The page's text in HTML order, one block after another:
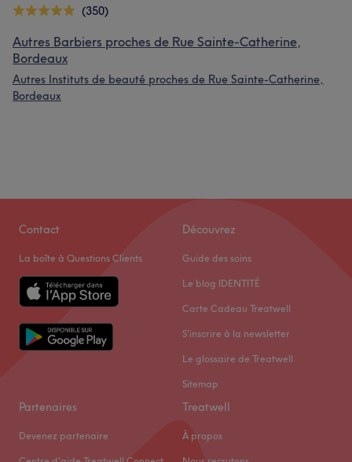
(350)
Autres Barbiers proches de Rue Sainte-Catherine,
Bordeaux
Autres Instituts de beauté proches de Rue Sainte-Catherine,
Bordeaux
Contact
La boîte à Questions Clients
Découvrez
Guide des soins
Le blog IDENTITÉ
Carte Cadeau Treatwell
S'inscrire à la newsletter
Le glossaire de Treatwell
Sitemap
Partenaires
Devenez partenaire
Treatwell
À propos